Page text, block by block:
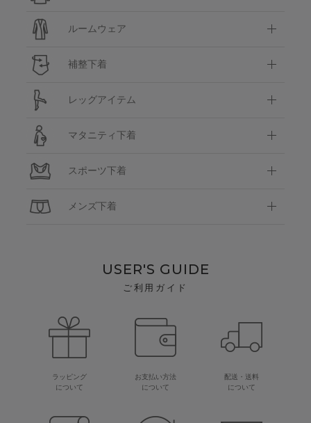
ルームウェア
補整下着
レッグアイテム
マタニティ下着
スポーツ下着
メンズ下着
USER'S GUIDE
ご利用ガイド
ラッピング
について
お支払い方法
について
配送・送料
について